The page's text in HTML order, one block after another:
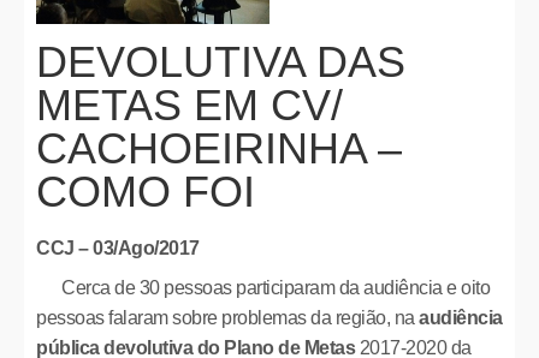
DEVOLUTIVA DAS
METAS EM CV/
CACHOEIRINHA –
COMO FOI
CCJ – 03/Ago/2017
Cerca de 30 pessoas participaram da audiência e oito
pessoas falaram sobre problemas da região, na audiência
pública devolutiva do Plano de Metas2017-2020 da